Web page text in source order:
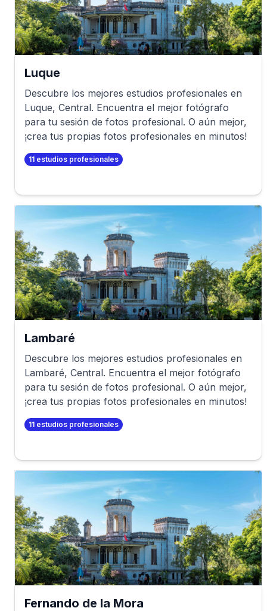
Luque
Descubre los mejores estudios profesionales en
Luque, Central. Encuentra el mejor fotógrafo
para tu sesión de fotos profesional. O aún mejor,
¡crea tus propias fotos profesionales en minutos!
11 estudios profesionales
Lambaré
Descubre los mejores estudios profesionales en
Lambaré, Central. Encuentra el mejor fotógrafo
para tu sesión de fotos profesional. O aún mejor,
¡crea tus propias fotos profesionales en minutos!
11 estudios profesionales
Fernando de la Mora